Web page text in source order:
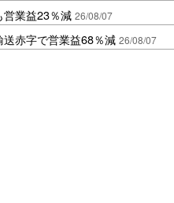
業益23％減 26/08/07
赤字で営業益68％減 26/08/07